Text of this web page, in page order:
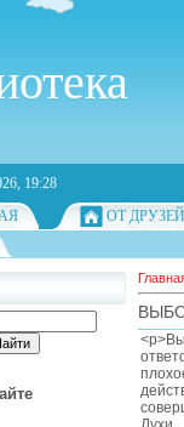
19:28
ОТ ДРУЗЕЙ